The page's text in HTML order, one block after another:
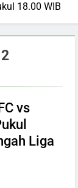
18.00 WIB
vs
Liga